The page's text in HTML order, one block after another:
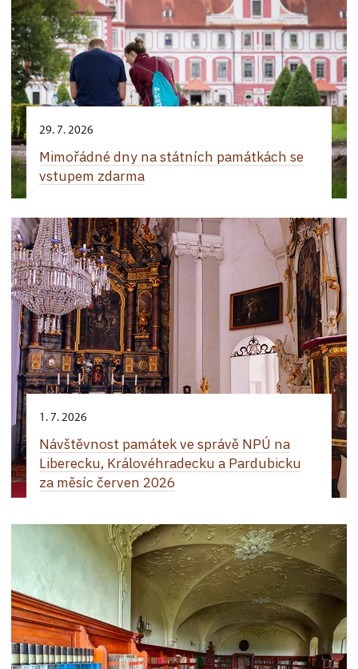
29. 7. 2026
Mimořádné dny na státních památkách se
vstupem zdarma
1. 7. 2026
Návštěvnost památek ve správě NPÚ na
Liberecku, Královéhradecku a Pardubicku
za měsíc červen 2026